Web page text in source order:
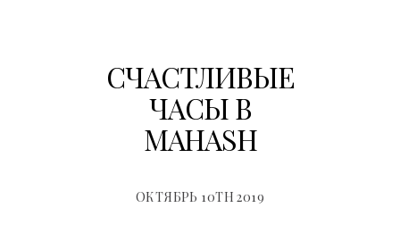
СЧАСТЛИВЫЕ
ЧАСЫ В
MAHASH
ОКТЯБРЬ 10TH 2019